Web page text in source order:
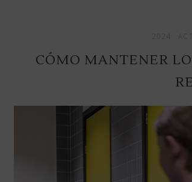
CÓMO MANTENER